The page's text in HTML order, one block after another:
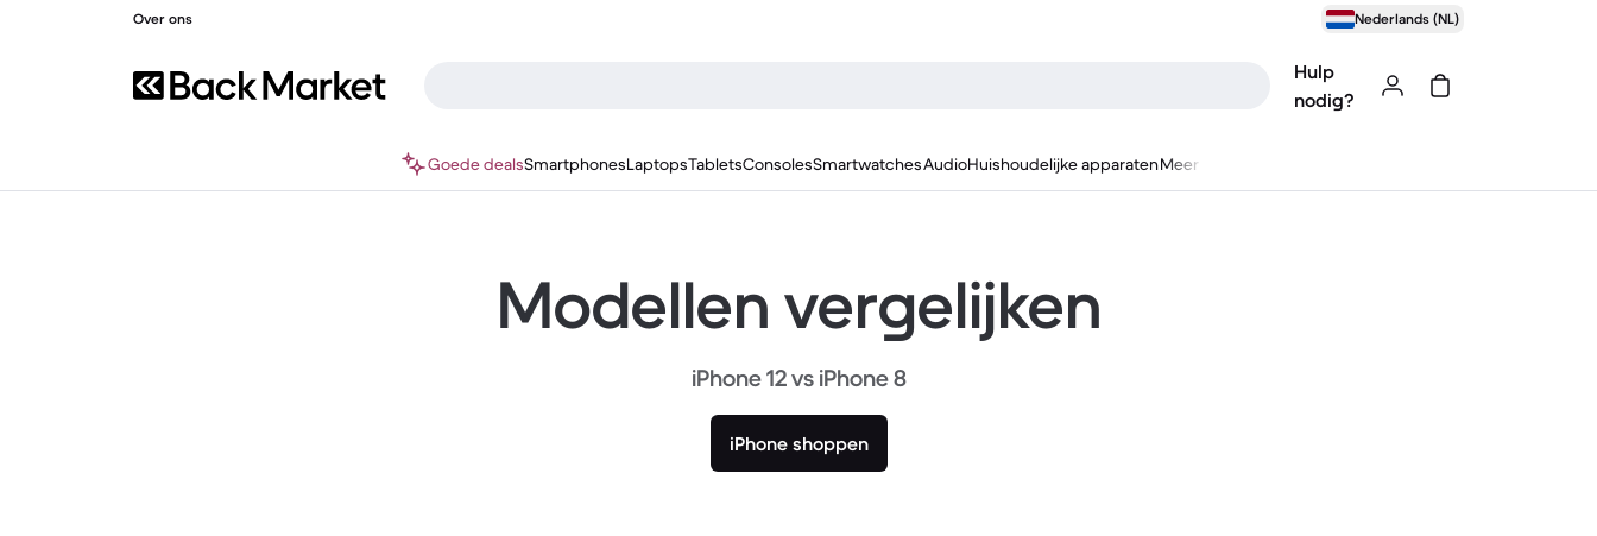
Over ons Nederlands (NL)
Hulp
nodig?
Goede dealsSmartphonesLaptopsTabletsConsolesSmartwatchesAudioHuishoudelijke apparatenMeer
Modellen vergelijken
iPhone 12 vs iPhone 8
iPhone shoppen